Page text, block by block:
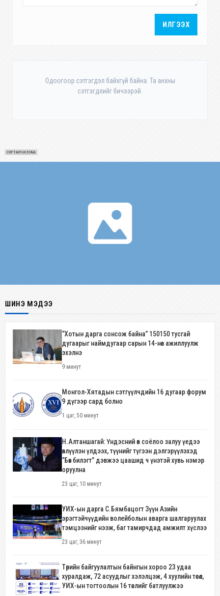
ИЛГЭЭХ
Одоогоор сэтгэгдэл байхгүй байна. Та анхны
сэтгэгдлийг бичээрэй.
СУРТАЛЧИЛГАА
ШИНЭ МЭДЭЭ
“Хотын дарга сонсож байна” 150150 тусгай
дугаарыг наймдугаар сарын 14-нөөс ажиллуулж
эхэлнэ
9 минут
Монгол-Хятадын сэтгүүлчдийн 16 дугаар форум
9 дүгээр сард болно
1 цаг, 50 минут
Н.Алтаншагай: Үндэсний өв соёлоо залуу үедээ
өвлүүлэн үлдээх, түүнийг түгээн дэлгэрүүлэхэд
“Бөх билэгт” дэвжээ цаашид ч үнэтэй хувь нэмэр
оруулна
23 цаг, 10 минут
УИХ-ын дарга С.Бямбацогт Зүүн Азийн
эрэгтэйчүүдийн волейболын аварга шалгаруулах
тэмцээнийг нээж, баг тамирчдад амжилт хүслээ
23 цаг, 36 минут
Төрийн байгуулалтын байнгын хороо 23 удаа
хуралдаж, 72 асуудлыг хэлэлцэж, 4 хуулийн төсөл,
УИХ-ын тогтоолын 16 төслийг батлуулжээ